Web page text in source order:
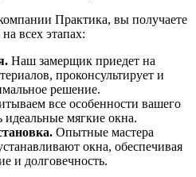
Практика, вы получаете
всех этапах:
Наш замерщик приедет на
проконсультирует и
решение.
все особенности вашего
идеальные мягкие окна.
Опытные мастера
окна, обеспечивая
и долговечность.